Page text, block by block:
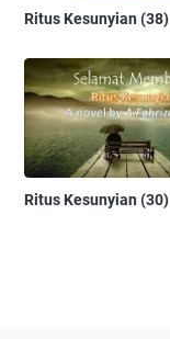
Ritus Kesunyian (38)
Ritus Kesunyian (30)